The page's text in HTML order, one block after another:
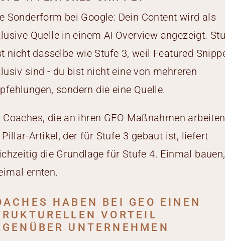
Sonderform bei Google: Dein Content wird als
Quelle in einem AI Overview angezeigt.
nicht dasselbe wie Stufe 3, weil Featured
sind - du bist nicht eine von mehreren
sondern die eine Quelle.
Coaches, die an ihren GEO-Maßnahmen
Pillar-Artikel, der für Stufe 3 gebaut ist, liefert
die Grundlage für Stufe 4. Einmal bauen,
ernten.
HABEN BEI GEO EINEN
VORTEIL
UNTERNEHMEN